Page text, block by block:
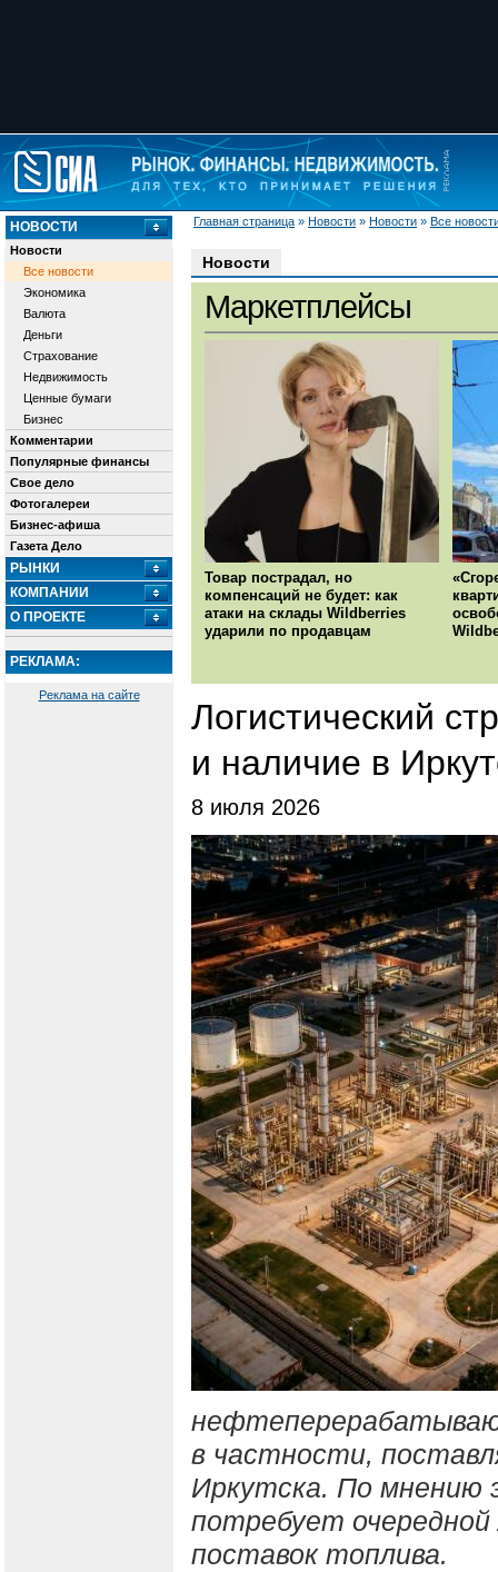
Главная страница » Новости » Новости » Все
НОВОСТИ
Новости
Все новости
Экономика
Валюта
Деньги
Страхование
Недвижимость
Ценные бумаги
Бизнес
Комментарии
Популярные финансы
Свое дело
Фотогалереи
Бизнес-афиша
Газета Дело
РЫНКИ
КОМПАНИИ
О ПРОЕКТЕ
РЕКЛАМА:
Реклама на сайте
Новости
Маркетплейсы
Товар пострадал, но
компенсаций не будет: как
атаки на склады Wildberries
ударили по продавцам
Логистический
и наличие в
8 июля 2026
в частности,
Иркутска. По мнению
потребует
поставок топлива.